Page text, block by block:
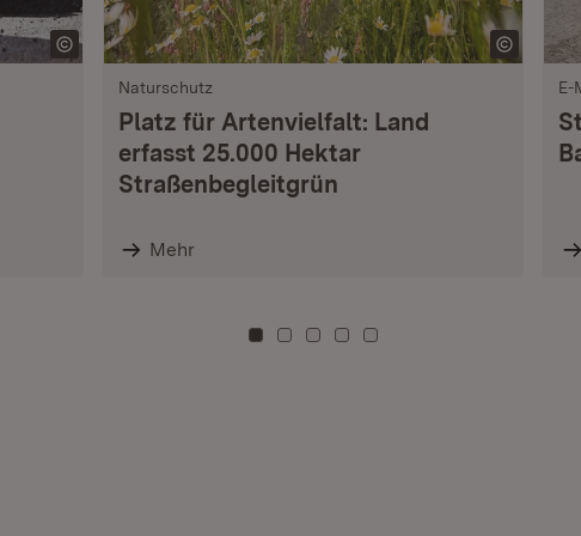
Naturschutz
Platz für Artenvielfalt: Land
erfasst 25.000 Hektar
Straßenbegleitgrün
Mehr
E-
Zu Kachel: 0
Zu Kachel: 3
Zu Kachel: 6
Zu Kachel: 9
Zu Kachel: 12